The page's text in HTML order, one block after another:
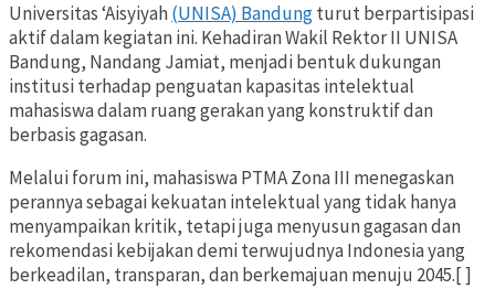
Universitas ‘Aisyiyah(UNISA) Bandungturut berpartisipasi
aktif dalam kegiatan ini. Kehadiran Wakil Rektor II UNISA
Bandung, Nandang Jamiat, menjadi bentuk dukungan
institusi terhadap penguatan kapasitas intelektual
mahasiswa dalam ruang gerakan yang konstruktif dan
berbasis gagasan.
Melalui forum ini, mahasiswa PTMA Zona III menegaskan
perannya sebagai kekuatan intelektual yang tidak hanya
menyampaikan kritik, tetapi juga menyusun gagasan dan
rekomendasi kebijakan demi terwujudnya Indonesia yang
berkeadilan, transparan, dan berkemajuan menuju 2045.[ ]